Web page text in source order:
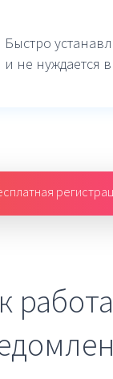
Быстро
и не нуждается